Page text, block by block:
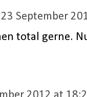
23 September
total gerne.